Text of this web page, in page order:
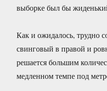
выборке был бы
Как и ожидалось, трудно
свинговый в правой и
решается большим
медленном темпе под